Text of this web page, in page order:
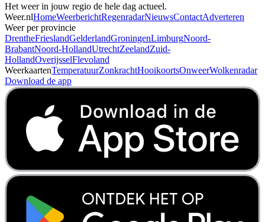
Het weer in jouw regio de hele dag actueel.
Weer.nlHomeWeerberichtRegenradarNieuwsContactAdverteren
Weer per provincie
DrentheFrieslandGelderlandGroningenLimburgNoord-
BrabantNoord-HollandUtrechtZeelandZuid-
HollandOverijsselFlevoland
WeerkaartenTemperatuurZonkrachtHooikoortsOnweerWolkenradar
Download de app